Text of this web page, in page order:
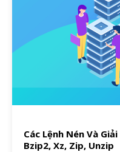
Các Lệnh Nén Và
Bzip2, Xz, Zip, Unzip